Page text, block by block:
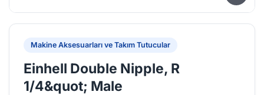
Makine Aksesuarları ve Takım Tutucular
Einhell Double Nipple, R
1/4&quot; Male